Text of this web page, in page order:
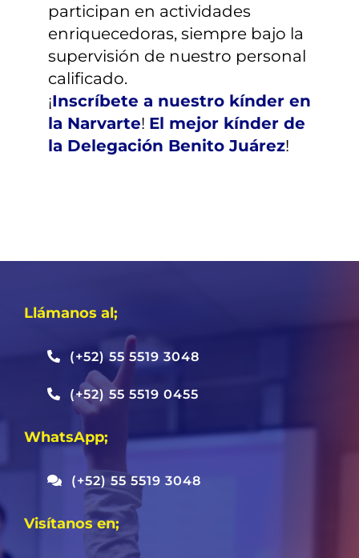
participan en actividades
enriquecedoras, siempre bajo la
supervisión de nuestro personal
calificado.
¡Inscríbete a nuestro kínder en
la Narvarte! El mejor kínder de
la Delegación Benito Juárez!
Llámanos al;
(+52) 55 5519 3048
(+52) 55 5519 0455
WhatsApp;
(+52) 55 5519 3048
Visítanos en;